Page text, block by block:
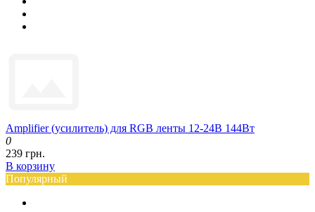
Amplifier (усилитель) для RGB ленты 12-24В 144Вт
0
239 грн.
В корзину
Популярный